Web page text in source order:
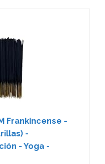
Frankincense -
-
- Yoga -